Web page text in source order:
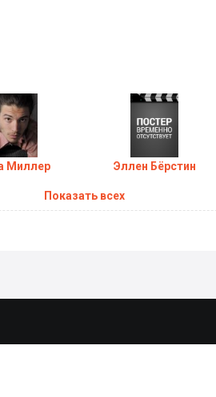
Миллер Эллен Бёрстин
Показать всех